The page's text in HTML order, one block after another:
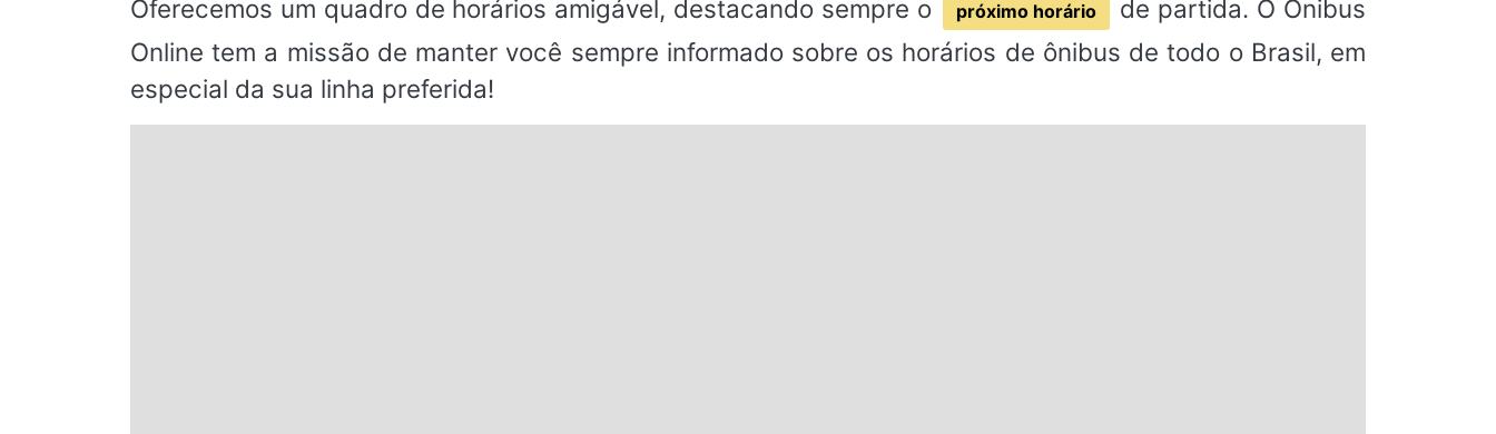
Oferecemos um quadro de horários amigável, destacando sempre o
próximo horário
de partida. O Ônibus
Online tem a missão de manter você sempre informado sobre os horários de ônibus de todo o Brasil, em
especial da sua linha preferida!